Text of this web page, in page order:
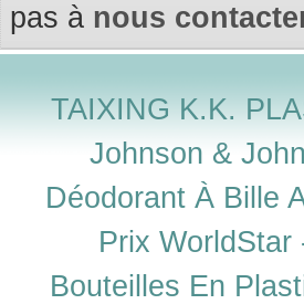
pas à nous
TAIXING K.K.
Johnson &
Déodorant À Bille
Prix
Bouteilles En